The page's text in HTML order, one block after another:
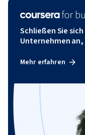
Schließen Sie
Unternehmen an,
Mehr erfahren